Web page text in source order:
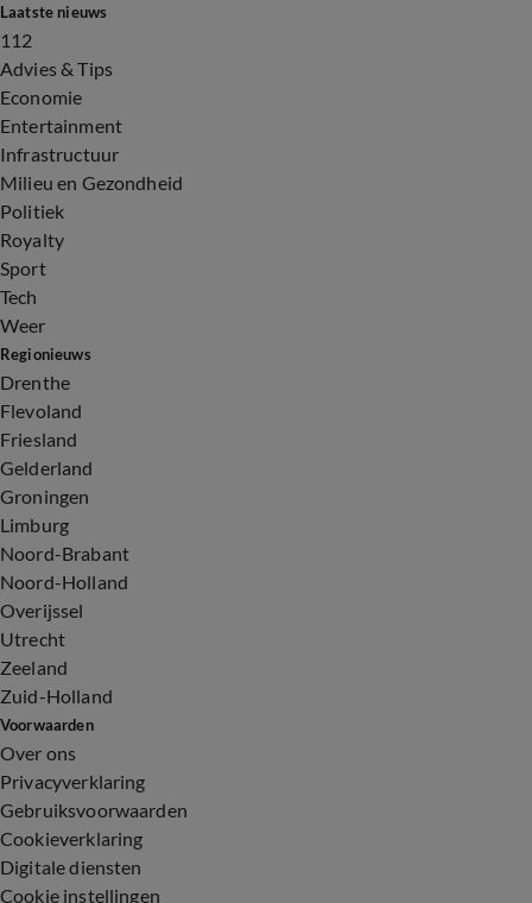
Laatste nieuws
112
Advies & Tips
Economie
Entertainment
Infrastructuur
Milieu en Gezondheid
Politiek
Royalty
Sport
Tech
Weer
Regionieuws
Drenthe
Flevoland
Friesland
Gelderland
Groningen
Limburg
Noord-Brabant
Noord-Holland
Overijssel
Utrecht
Zeeland
Zuid-Holland
Voorwaarden
Over ons
Privacyverklaring
Gebruiksvoorwaarden
Cookieverklaring
Digitale diensten
Cookie instellingen